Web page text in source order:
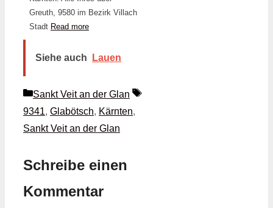
Greuth, 9580 im Bezirk Villach
Stadt Read more
Siehe auch Lauen
Kategorien
Sankt Veit an der Glan
Schlagwörter
9341, Glabötsch, Kärnten,
Sankt Veit an der Glan
Schreibe einen
Kommentar